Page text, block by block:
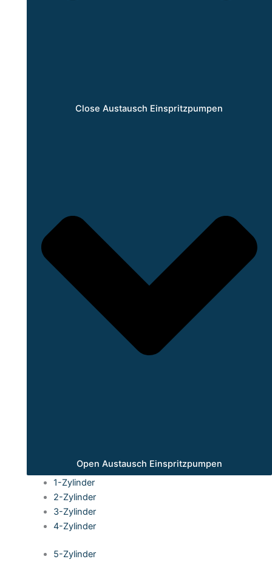
Close Austausch Einspritzpumpen
Open Austausch Einspritzpumpen
1-Zylinder
2-Zylinder
3-Zylinder
4-Zylinder
5-Zylinder